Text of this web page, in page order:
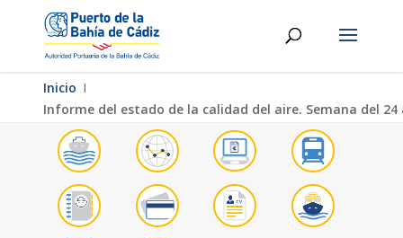
Inicio Ι
Informe del estado de la calidad del aire. Semana del 24